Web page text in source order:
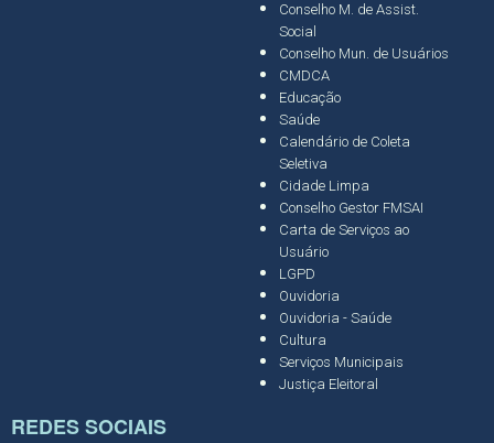
Conselho M. de Assist.
Social
Conselho Mun. de Usuários
CMDCA
Educação
Saúde
Calendário de Coleta
Seletiva
Cidade Limpa
Conselho Gestor FMSAI
Carta de Serviços ao
Usuário
LGPD
Ouvidoria
Ouvidoria - Saúde
Cultura
Serviços Municipais
Justiça Eleitoral
REDES SOCIAIS